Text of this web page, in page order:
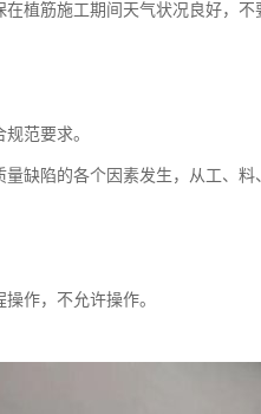
植筋施工期间天气状况良好，
范要求。
缺陷的各个因素发生，从工、
作，不允许操作。